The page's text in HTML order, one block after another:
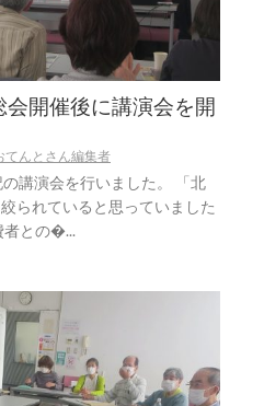
開催後に講演会を開
てんとさん編集者
講演会を行いました。 「北
られていると思っていました
者との�...